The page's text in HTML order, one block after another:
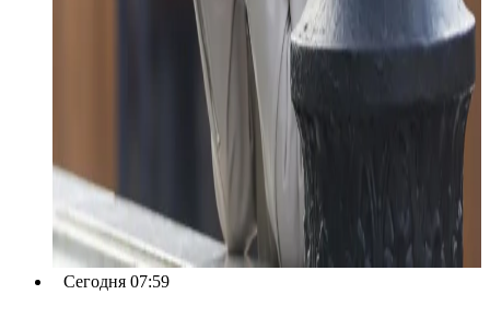
Сегодня 07:59